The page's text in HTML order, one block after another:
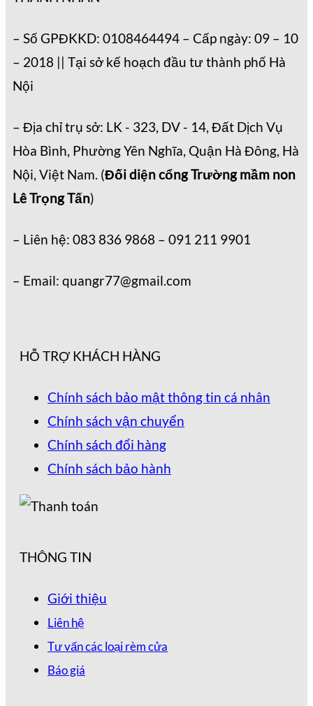
– Số GPĐKKD: 0108464494 – Cấp ngày: 09 – 10
– 2018 || Tại sở kế hoạch đầu tư thành phố Hà
Nội
– Địa chỉ trụ sở: LK - 323, DV - 14, Đất Dịch Vụ
Hòa Bình, Phường Yên Nghĩa, Quận Hà Đông, Hà
Nội, Việt Nam. (Đối diện cổng Trường mầm non
Lê Trọng Tấn)
– Liên hệ: 083 836 9868 – 091 211 9901
– Email: quangr77@gmail.com
HỖ TRỢ KHÁCH HÀNG
Chính sách bảo mật thông tin cá nhân
Chính sách vận chuyển
Chính sách đổi hàng
Chính sách bảo hành
THÔNG TIN
Giới thiệu
Liên hệ
Tư vấn các loại rèm cửa
Báo giá